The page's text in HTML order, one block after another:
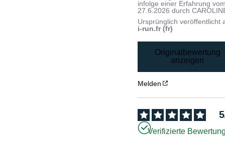
infolge einer Erfahrung
27.6.2026 durch
Ursprünglich veröffentlicht
i-run.fr (fr)
Originalbewertung
anzeigen
Melden
5
Verifizierte